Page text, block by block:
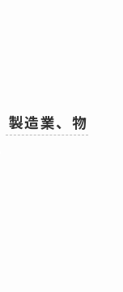
製造業、物